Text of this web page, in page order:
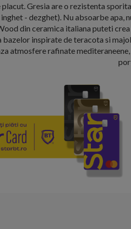
Gresia are o rezistenta
- dezghet). Nu absoarbe apa,
din ceramica italiana puteti
bazelor inspirate de teracota si
atmosfere rafinate